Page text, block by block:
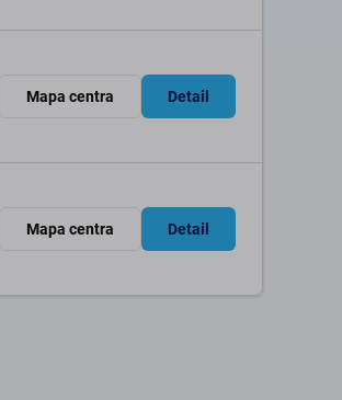
Mapa centra Detail
Mapa centra Detail